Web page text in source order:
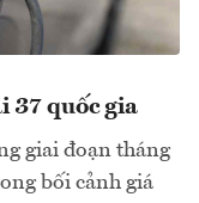
37 quốc gia
giai đoạn tháng
bối cảnh giá